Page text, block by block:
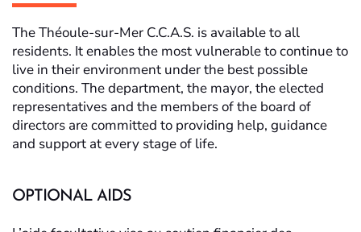
The Théoule-sur-Mer C.C.A.S. is available to all
residents. It enables the most vulnerable to continue to
live in their environment under the best possible
conditions. The department, the mayor, the elected
representatives and the members of the board of
directors are committed to providing help, guidance
and support at every stage of life.
OPTIONAL AIDS